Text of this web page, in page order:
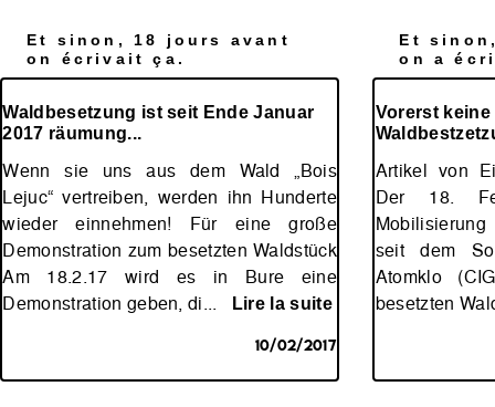
Et sinon, 18 jours avant
on écrivait ça.
Waldbesetzung ist seit Ende Januar
2017 räumung...
Wenn sie uns aus dem Wald „Bois
Lejuc“ vertreiben, werden ihn Hunderte
wieder einnehmen! Für eine große
Demonstration zum besetzten Waldstück
Am 18.2.17 wird es in Bure eine
Demonstration geben, di...
Lire la suite
10/02/2017
Et
on a
Vorerst
Artikel von
Der 18.
seit dem
Atomklo
besetzten